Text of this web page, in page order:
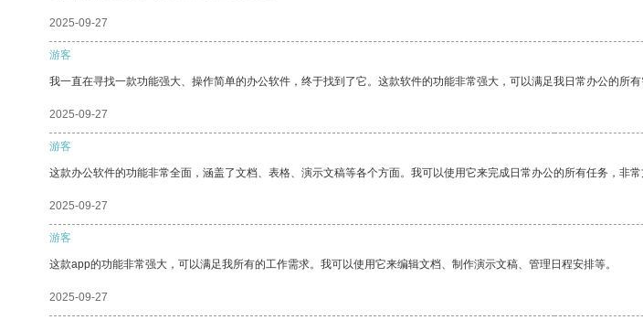
2025-09-27
游客
我一直在寻找一款功能强大、操作简单的办公软件，终于找到了它。这款软件的功能非常强大，可以满足我日常办公的所
2025-09-27
游客
这款办公软件的功能非常全面，涵盖了文档、表格、演示文稿等各个方面。我可以使用它来完成日常办公的所有任务，非常
2025-09-27
游客
这款app的功能非常强大，可以满足我所有的工作需求。我可以使用它来编辑文档、制作演示文稿、管理日程安排等。
2025-09-27